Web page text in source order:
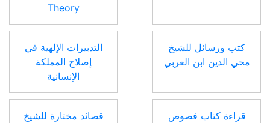
Theory
كتب ورسائل للشيخ
محي الدين ابن العربي
التدبيرات الإلهية في
إصلاح المملكة
الإنسانية
قراءة كتاب فصوص
قصائد مختارة للشيخ